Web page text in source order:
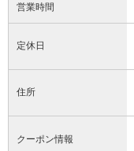
営業時間
定休日
住所
クーポン情報